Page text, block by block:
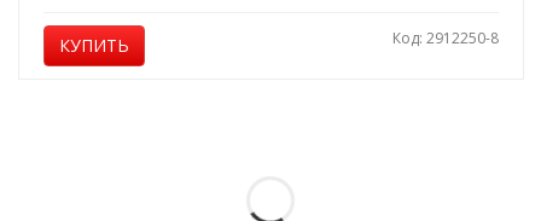
КУПИТЬ Код: 2912250-8